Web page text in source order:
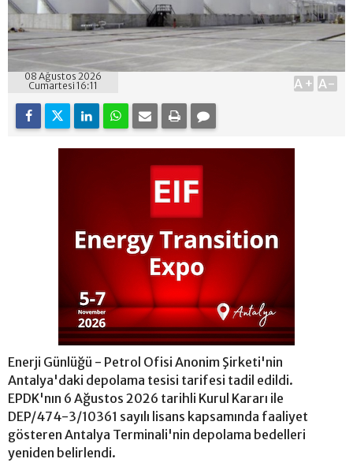
08 Ağustos 2026
Cumartesi 16:11
A+ A-
Enerji Günlüğü - Petrol Ofisi Anonim Şirketi'nin
Antalya'daki depolama tesisi tarifesi tadil edildi.
EPDK'nın 6 Ağustos 2026 tarihli Kurul Kararı ile
DEP/474-3/10361 sayılı lisans kapsamında faaliyet
gösteren Antalya Terminali'nin depolama bedelleri
yeniden belirlendi.